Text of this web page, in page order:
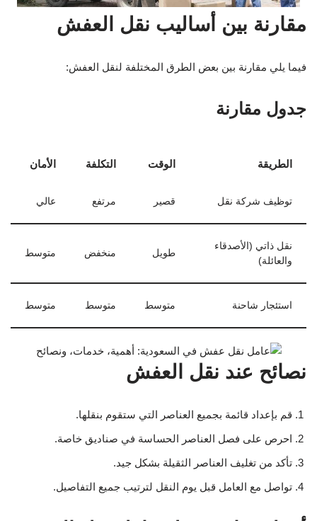
مقارنة بين أساليب نقل العفش
فيما يلي مقارنة بين بعض الطرق المختلفة لنقل العفش:
جدول مقارنة
الطريقة الوقت التكلفة الأمان
توظيف شركة نقل قصير مرتفع عالي
نقل ذاتي (الأصدقاء
والعائلة)
طويل منخفض متوسط
استئجار شاحنة متوسط متوسط متوسط
نصائح عند نقل العفش
قم بإعداد قائمة بجميع العناصر التي ستقوم بنقلها.
احرص على فصل العناصر الحساسة في صناديق خاصة.
تأكد من تغليف العناصر الثقيلة بشكل جيد.
تواصل مع العامل قبل يوم النقل لترتيب جميع التفاصيل.